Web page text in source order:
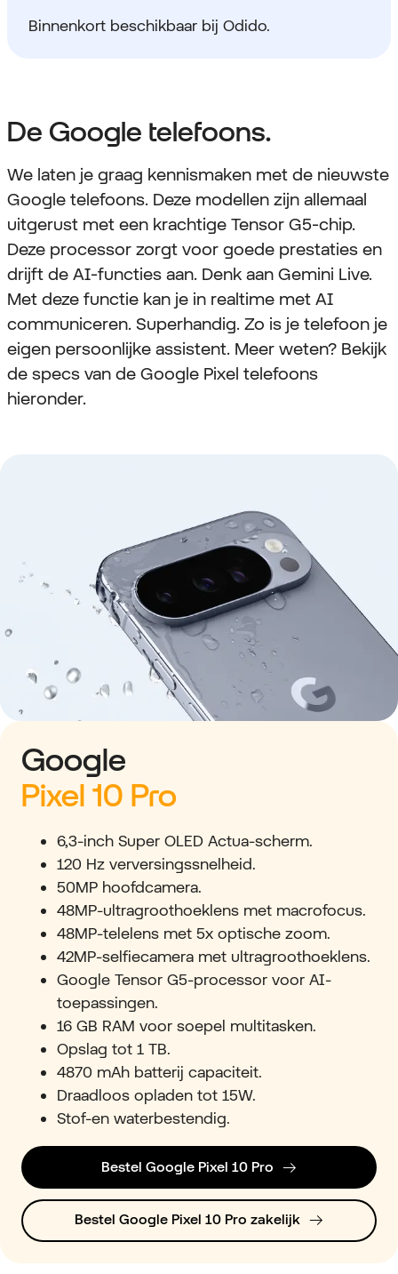
Binnenkort beschikbaar bij Odido.
De Google telefoons.
We laten je graag kennismaken met de nieuwste
Google telefoons. Deze modellen zijn allemaal
uitgerust met een krachtige Tensor G5-chip.
Deze processor zorgt voor goede prestaties en
drijft de AI-functies aan. Denk aan Gemini Live.
Met deze functie kan je in realtime met AI
communiceren. Superhandig. Zo is je telefoon je
eigen persoonlijke assistent. Meer weten? Bekijk
de specs van de Google Pixel telefoons
hieronder.
Google
Pixel 10 Pro
6,3-inch Super OLED Actua-scherm.
120 Hz verversingssnelheid.
50MP hoofdcamera.
48MP-ultragroothoeklens met macrofocus.
48MP-telelens met 5x optische zoom.
42MP-selfiecamera met ultragroothoeklens.
Google Tensor G5-processor voor AI-
toepassingen.
16 GB RAM voor soepel multitasken.
Opslag tot 1 TB.
4870 mAh batterij capaciteit.
Draadloos opladen tot 15W.
Stof-en waterbestendig.
Bestel Google Pixel 10 Pro
Bestel Google Pixel 10 Pro zakelijk